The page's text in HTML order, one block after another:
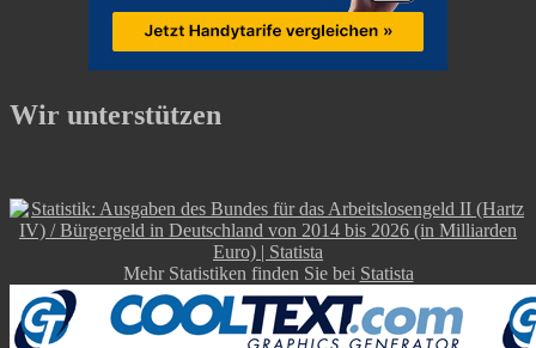
Wir unterstützen
Mehr Statistiken finden Sie bei Statista